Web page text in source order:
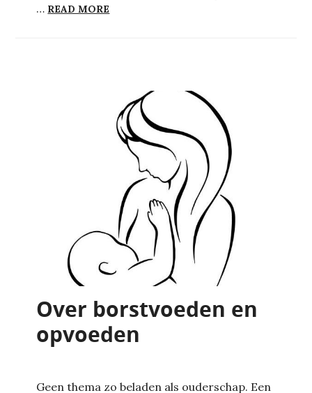
… READ MORE
Over borstvoeden en
opvoeden
Geen thema zo beladen als ouderschap. Een